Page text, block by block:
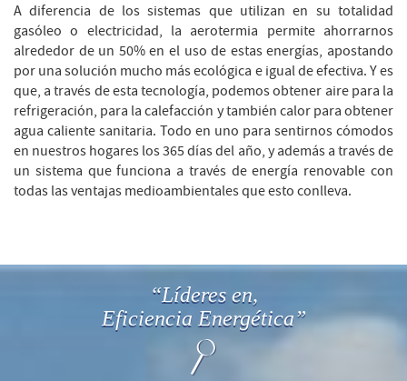
A diferencia de los sistemas que utilizan en su totalidad
gasóleo o electricidad, la aerotermia permite ahorrarnos
alrededor de un 50% en el uso de estas energías, apostando
por una solución mucho más ecológica e igual de efectiva. Y es
que, a través de esta tecnología, podemos obtener aire para la
refrigeración, para la calefacción y también calor para obtener
agua caliente sanitaria. Todo en uno para sentirnos cómodos
en nuestros hogares los 365 días del año, y además a través de
un sistema que funciona a través de energía renovable con
todas las ventajas medioambientales que esto conlleva.
“Líderes en,
Eficiencia Energética”